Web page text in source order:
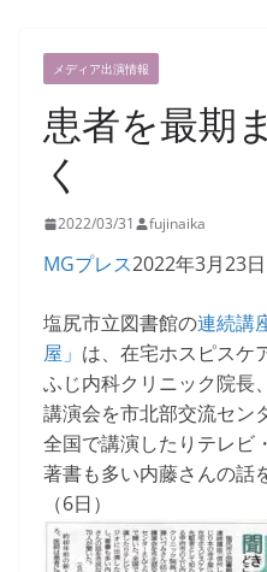
メディア出演情報
患者を最期
く
2022/03/31 fujinaika
MGプレス2022年3月23日
塩尻市立図書館の連続講
屋」 は、在宅ホスピスケ
ふじ内科クリニック院長
講演会を市北部交流セン
全国で講演したりテレビ
著書も多い内藤さんの話
（6日）